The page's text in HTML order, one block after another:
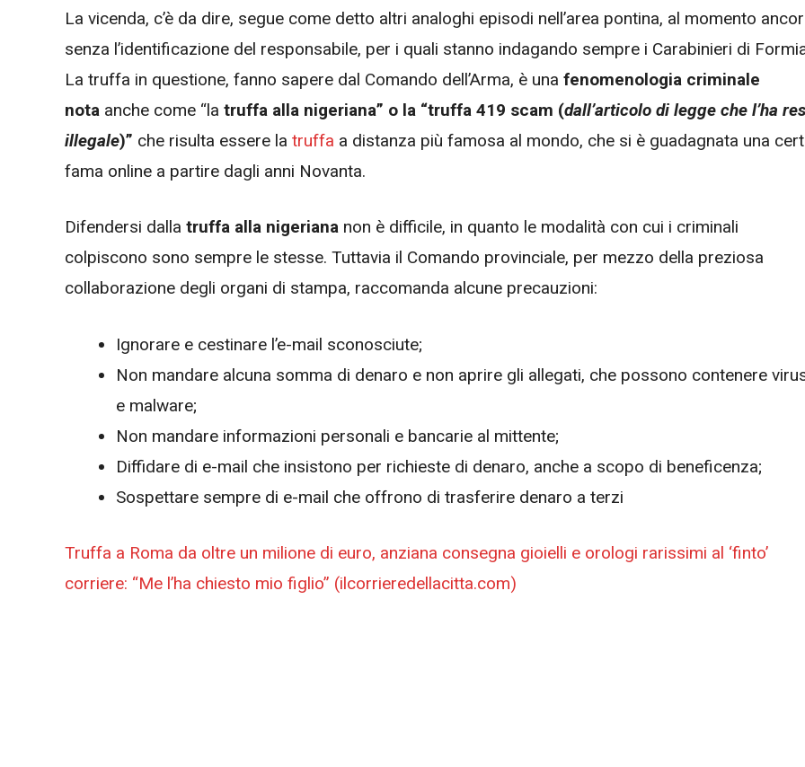
La vicenda, c’è da dire, segue come detto altri analoghi episodi nell’area pontina, al momento
senza l’identificazione del responsabile, per i quali stanno indagando sempre i Carabinieri di
La truffa in questione, fanno sapere dal Comando dell’Arma, è una fenomenologia criminale
nota anche come “la truffa alla nigeriana” o la “truffa 419 scam (dall’articolo di legge che l’ha
illegale)” che risulta essere la truffa a distanza più famosa al mondo, che si è guadagnata una
fama online a partire dagli anni Novanta.
Difendersi dalla truffa alla nigeriana non è difficile, in quanto le modalità con cui i criminali
colpiscono sono sempre le stesse. Tuttavia il Comando provinciale, per mezzo della preziosa
collaborazione degli organi di stampa, raccomanda alcune precauzioni:
Ignorare e cestinare l’e-mail sconosciute;
Non mandare alcuna somma di denaro e non aprire gli allegati, che possono contenere
e malware;
Non mandare informazioni personali e bancarie al mittente;
Diffidare di e-mail che insistono per richieste di denaro, anche a scopo di beneficenza;
Sospettare sempre di e-mail che offrono di trasferire denaro a terzi
Truffa a Roma da oltre un milione di euro, anziana consegna gioielli e orologi rarissimi al ‘finto’
corriere: “Me l’ha chiesto mio figlio” (ilcorrieredellacitta.com)